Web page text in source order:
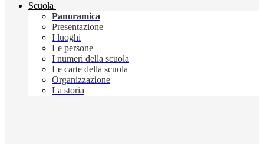
Scuola
Panoramica
Presentazione
I luoghi
Le persone
I numeri della scuola
Le carte della scuola
Organizzazione
La storia